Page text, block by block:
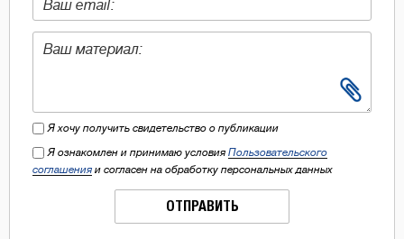
Я хочу получить свидетельство о публикации
Я ознакомлен и принимаю условия Пользовательского
соглашения и согласен на обработку персональных данных
ОТПРАВИТЬ